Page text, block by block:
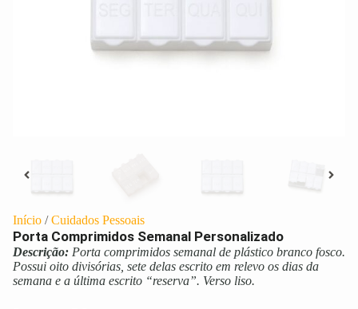
Início /Cuidados Pessoais
Porta Comprimidos Semanal Personalizado
Descrição: Porta comprimidos semanal de plástico branco fosco.
Possui oito divisórias, sete delas escrito em relevo os dias da
semana e a última escrito “reserva”. Verso liso.